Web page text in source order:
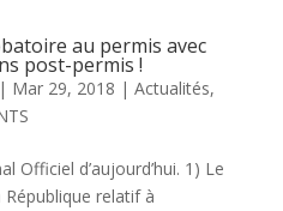
au permis avec
post-permis !
| Mar 29, 2018 | Actualités,
Officiel d’aujourd’hui. 1) Le
relatif à